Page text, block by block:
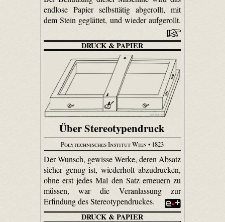
endlose Papier selbsttätig abgerollt, mit
dem Stein geglättet, und wieder aufgerollt.
DRUCK & PAPIER
Über Stereotypendruck
Polytechnisches Institut Wien• 1823
Der Wunsch, gewisse Werke, deren Absatz
sicher genug ist, wiederholt abzudrucken,
ohne erst jedes Mal den Satz erneuern zu
müssen, war die Veranlassung zur
Erfindung des Stereotypendruckes.
DRUCK & PAPIER